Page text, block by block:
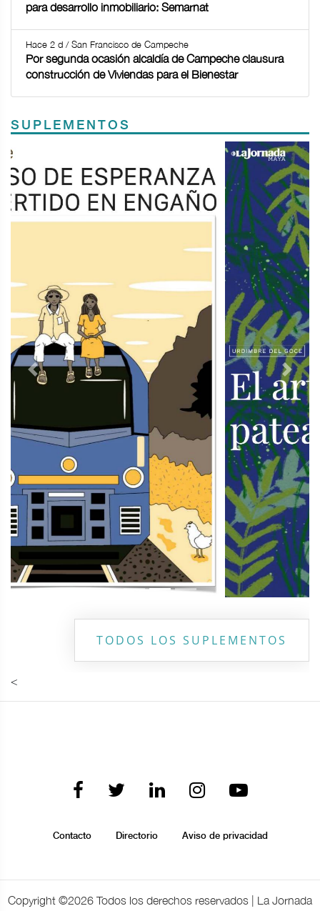
para desarrollo inmobiliario: Semarnat
Hace 2 d / San Francisco de Campeche
Por segunda ocasión alcaldía de Campeche clausura
construcción de Viviendas para el Bienestar
SUPLEMENTOS
Previous Next
TODOS LOS SUPLEMENTOS
<
Contacto Directorio Aviso de privacidad
Copyright ©2026 Todos los derechos reservados | La Jornada